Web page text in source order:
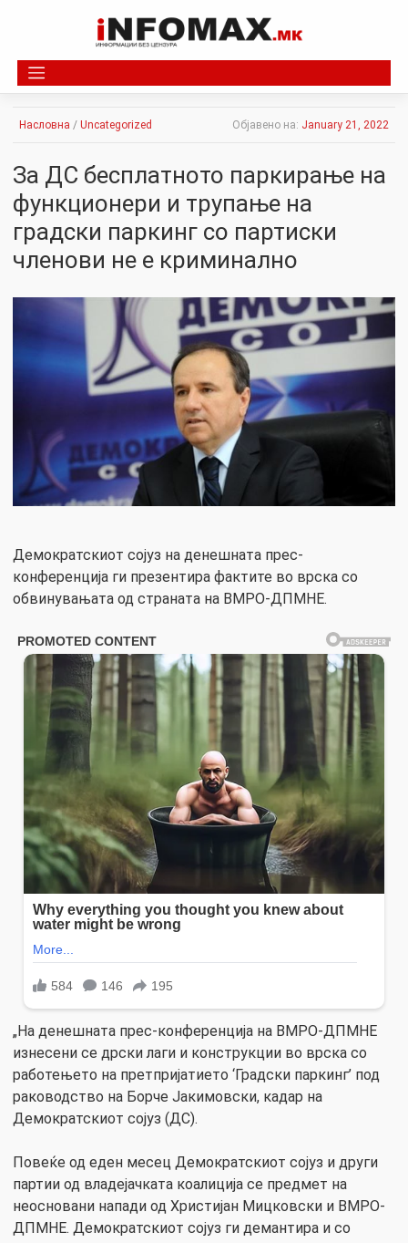
Насловна / Uncategorized Објавено на: January 21, 2022
За ДС бесплатното паркирање на
функционери и трупање на
градски паркинг со партиски
членови не е криминално
Демократскиот сојуз на денешната прес-
конференција ги презентира фактите во врска со
обвинувањата од страната на ВМРО-ДПМНЕ.
„На денешната прес-конференција на ВМРО-ДПМНЕ
изнесени се дрски лаги и конструкции во врска со
работењето на претпријатието ‘Градски паркинг’ под
раководство на Борче Јакимовски, кадар на
Демократскиот сојуз (ДС).
Повеќе од еден месец Демократскиот сојуз и други
партии од владејачката коалиција се предмет на
неосновани напади од Христијан Мицковски и ВМРО-
ДПМНЕ. Демократскиот сојуз ги демантира и со